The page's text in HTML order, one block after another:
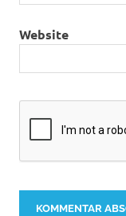
Website